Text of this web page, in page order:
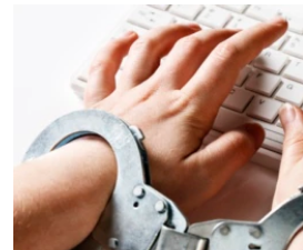
ВСЕ ЗА ДЕНЬ
СПЕЦПРОЕКТИ
ДЕПОРТАЦІЯ
ВІДЕОУРОКИ «ELIFBE»
СВІДЧЕННЯ ОКУПАЦІЇ
ЯК ОБІЙТИ БЛОКУВАННЯ
Русский
Qırımtatar